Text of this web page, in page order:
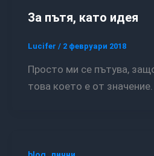
За пътя, като идея
Lucifer / 2 февруари 2018
Просто ми се пътува, защото все пак пътя е
това което е от значение.